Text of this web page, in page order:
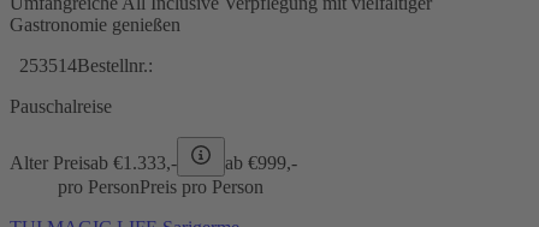
Gastronomie genießen
253514Bestellnr.:
Pauschalreise
Alter Preisab €1.333,- ab €999,-
pro PersonPreis pro Person